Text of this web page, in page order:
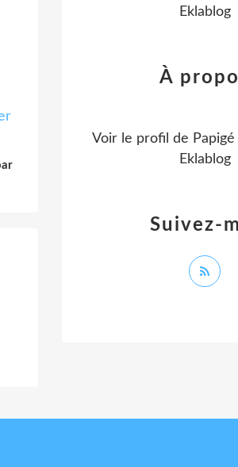
Eklablog
Suivez-
À
Voir le profil de Papigé
Eklablog